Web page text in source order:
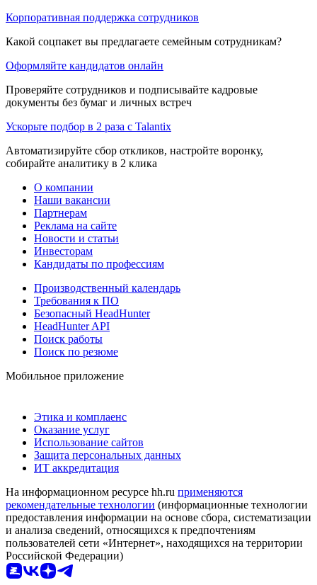
Корпоративная поддержка сотрудников
Какой соцпакет вы предлагаете семейным сотрудникам?
Оформляйте кандидатов онлайн
Проверяйте сотрудников и подписывайте кадровые
документы без бумаг и личных встреч
Ускорьте подбор в 2 раза с Talantix
Автоматизируйте сбор откликов, настройте воронку,
собирайте аналитику в 2 клика
О компании
Наши вакансии
Партнерам
Реклама на сайте
Новости и статьи
Инвесторам
Кандидаты по профессиям
Производственный календарь
Требования к ПО
Безопасный HeadHunter
HeadHunter API
Поиск работы
Поиск по резюме
Мобильное приложение
Этика и комплаенс
Оказание услуг
Использование сайтов
Защита персональных данных
ИТ аккредитация
На информационном ресурсе hh.ru применяются
рекомендательные технологии (информационные технологии
предоставления информации на основе сбора, систематизации
и анализа сведений, относящихся к предпочтениям
пользователей сети «Интернет», находящихся на территории
Российской Федерации)